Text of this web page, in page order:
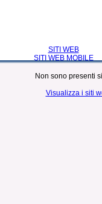
SITI WEB
SITI WEB MOBILE
Non sono presenti
Visualizza i siti